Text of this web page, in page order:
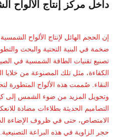
داخل مركز إنتاج الألواح
إن الحجم الهائل لإنتاج الألواح
ضخمة في البنية التحتية والبحث
تصنيع تقنيات الطاقة الشمسية في
الكفاءة، مثل تلك المصنوعة من خلايا
النقاء. صُممت هذه الألواح المتطورة
وتحويل المزيد من ضوء الشمس إلى
التصاميم الحديثة بطلاءات مضادة
الامتصاص، حتى في ظروف الإضاءة
حجر الزاوية في هذه البراعة